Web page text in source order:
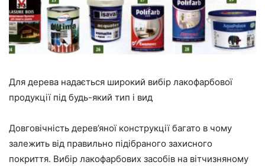
Для дерева надається широкий вибір лакофарбової
продукції під будь-який тип і вид
Довговічність дерев’яної конструкції багато в чому
залежить від правильно підібраного захисного
покриття. Вибір лакофарбових засобів на вітчизняному